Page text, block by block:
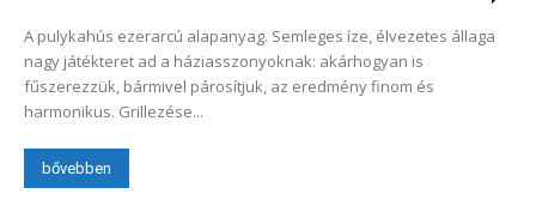
A pulykahús ezerarcú alapanyag. Semleges íze, élvezetes állaga
nagy játékteret ad a háziasszonyoknak: akárhogyan is
fűszerezzük, bármivel párosítjuk, az eredmény finom és
harmonikus. Grillezése...
bővebben